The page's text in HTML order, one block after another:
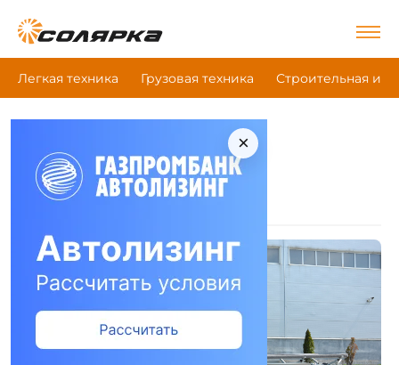
Легкая техника Грузовая техника Строительная и
×
Главная
Техника Tavials
Прицепы (13)